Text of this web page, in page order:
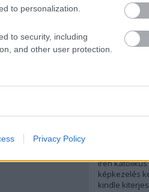
to personalization.
to security, including
and other user protection.
Privacy Policy
gusztos
gyurcsány
potter
hülyepc
internet
irénkatolikus
képkezelés
kindle